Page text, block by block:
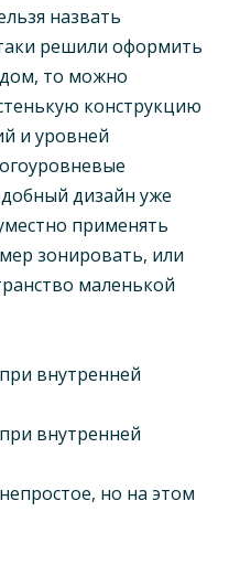
назвать
решили оформить
то можно
конструкцию
и уровней
дизайн уже
применять
зонировать, или
маленькой
но на этом